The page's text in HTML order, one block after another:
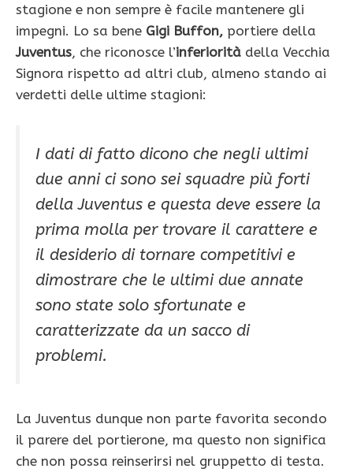
stagione e non sempre è facile mantenere gli
impegni. Lo sa bene Gigi Buffon, portiere della
Juventus, che riconosce l’inferiorità della Vecchia
Signora rispetto ad altri club, almeno stando ai
verdetti delle ultime stagioni:
I dati di fatto dicono che negli ultimi
due anni ci sono sei squadre più forti
della Juventus e questa deve essere la
prima molla per trovare il carattere e
il desiderio di tornare competitivi e
dimostrare che le ultimi due annate
sono state solo sfortunate e
caratterizzate da un sacco di
problemi.
La Juventus dunque non parte favorita secondo
il parere del portierone, ma questo non significa
che non possa reinserirsi nel gruppetto di testa.